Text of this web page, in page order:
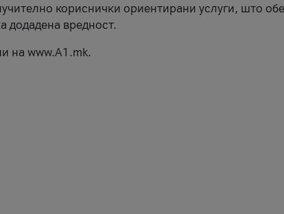
кориснички ориентирани услуги, што
додадена вредност.
на www.А1.mk.